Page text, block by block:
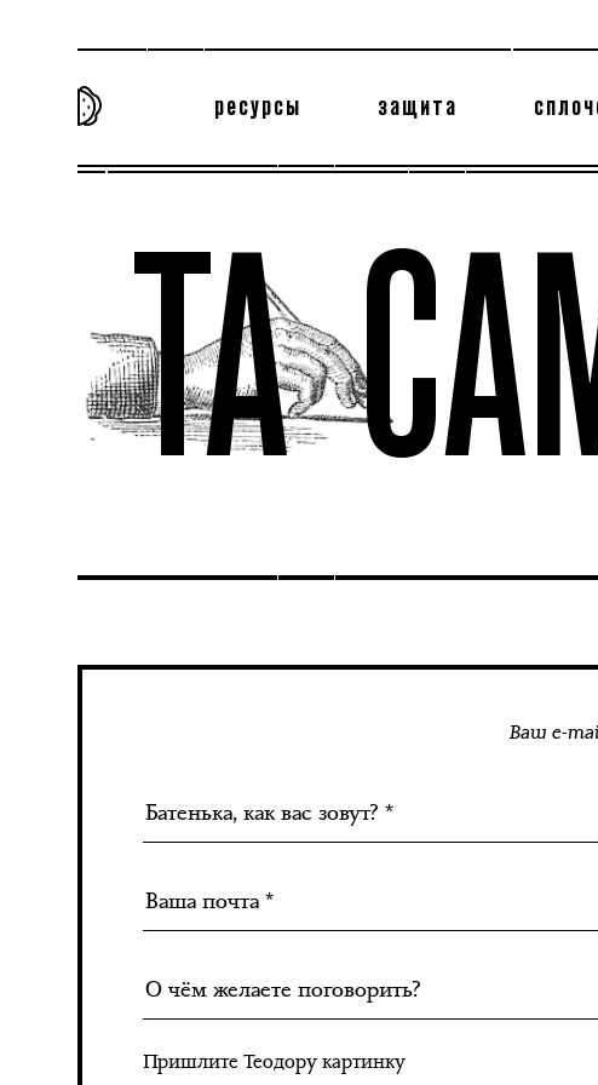
ресурсы защита
ТА
Ваш e-
Пришлите Теодору картинку